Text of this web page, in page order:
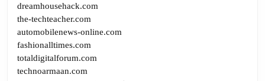
dreamhousehack.com
the-techteacher.com
automobilenews-online.com
fashionalltimes.com
totaldigitalforum.com
technoarmaan.com